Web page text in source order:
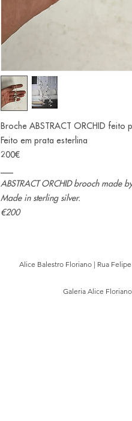
Broche ABSTRACT ORCHID feito
Feito em prata esterlina
200€
ABSTRACT ORCHID brooch made
Made in sterling silver.
€200
Alice Balestro Floriano | Rua
Galeria Alice